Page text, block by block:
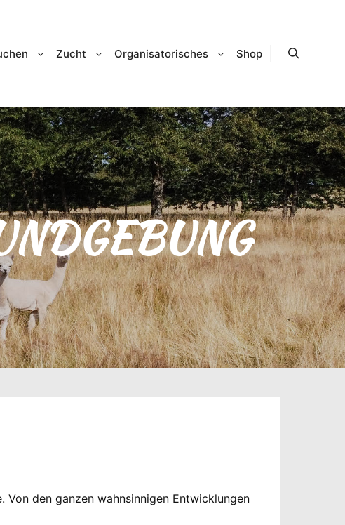
Zucht Organisatorisches Shop
den ganzen wahnsinnigen Entwicklungen